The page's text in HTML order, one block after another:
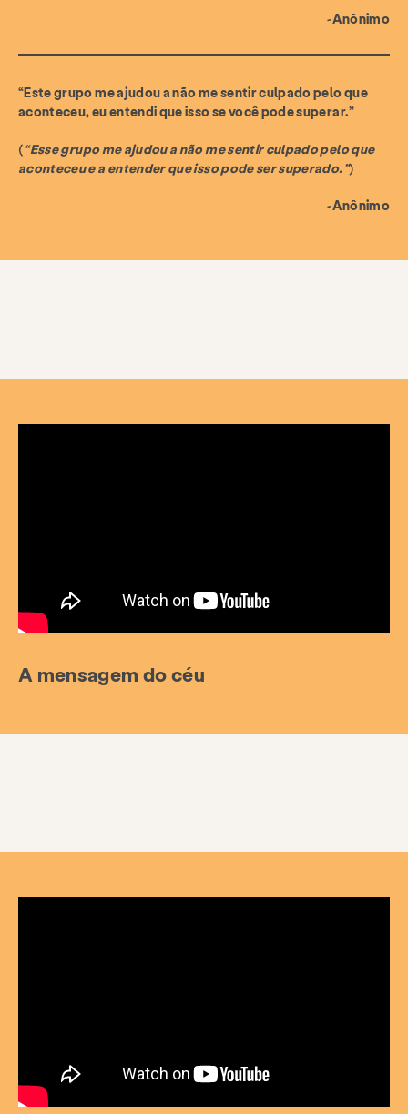
-Anônimo
“Este grupo me ajudou a não me sentir culpado pelo que
aconteceu, eu entendi que isso se você pode superar.”
(“Esse grupo me ajudou a não me sentir culpado pelo que
aconteceu e a entender que isso pode ser superado.”)
-Anônimo
A mensagem do céu